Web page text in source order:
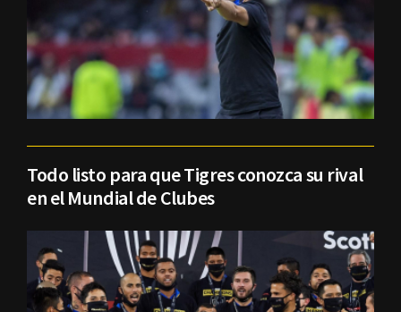
Todo listo para que Tigres conozca su rival
en el Mundial de Clubes